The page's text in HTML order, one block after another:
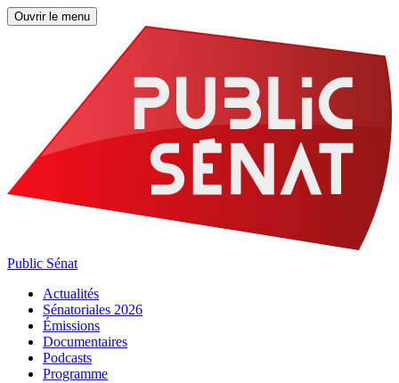
Ouvrir le menu
Public Sénat
Actualités
Sénatoriales 2026
Émissions
Documentaires
Podcasts
Programme